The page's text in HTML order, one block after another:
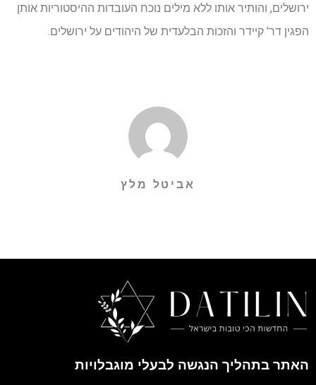
ירושלים, והותיר אותו ללא מילים נוכח העובדות ההיסטוריות אותן
הפגין דר' קיידר והזכות הבלעדית של היהודים על ירושלים.
אביטל מלץ
האתר בתהליך הנגשה לבעלי מוגבלויות